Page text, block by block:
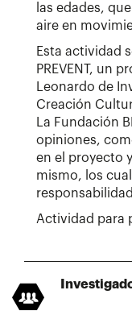
las edades,
aire en
Esta actividad
PREVENT, un
Leonardo de
Creación
La Fundación
opiniones,
en el proyecto
mismo, los
Actividad para